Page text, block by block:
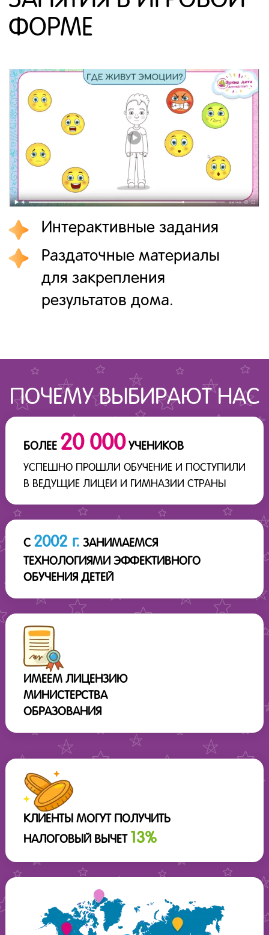
ФОРМЕ
Интерактивные задания
Раздаточные материалы
для закрепления
результатов дома.
ПОЧЕМУ ВЫБИРАЮТ НАС
БОЛЕЕ 20 000УЧЕНИКОВ
УСПЕШНО ПРОШЛИ ОБУЧЕНИЕ И ПОСТУПИЛИ
В ВЕДУЩИЕ ЛИЦЕИ И ГИМНАЗИИ СТРАНЫ
С 2002 г. ЗАНИМАЕМСЯ
ТЕХНОЛОГИЯМИ ЭФФЕКТИВНОГО
ОБУЧЕНИЯ ДЕТЕЙ
ИМЕЕМ ЛИЦЕНЗИЮ
МИНИСТЕРСТВА
ОБРАЗОВАНИЯ
КЛИЕНТЫ МОГУТ ПОЛУЧИТЬ
НАЛОГОВЫЙ ВЫЧЕТ
13%